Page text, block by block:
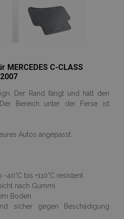
C-CLASS
Der Rand fängt und hält den
Bereich unter der Ferse ist
Autos angepasst
bis +110°C resistent
nach Gummi
Boden
sicher gegen Beschädigung
Adobe Inc.
www.vtvauto.at